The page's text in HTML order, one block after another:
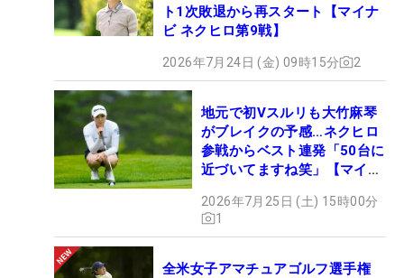
ト1次敗退から再スタート【マイナ
ビ ネクヒロ第9戦】
2026年7月24日 (金) 09時15分 2
地元で初Vスルリも大竹麻琴
がブレイクの予感…ネクヒロ
参戦からベスト連発「50台に
近づいてますね笑」【マイナ
2026年7月25日 (土) 15時00分
1
全米女子アマチュアゴルフ選手権